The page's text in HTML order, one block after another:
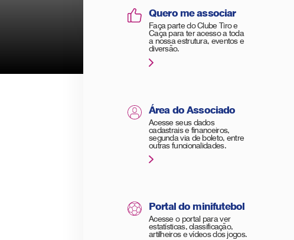
Quero me associar
Faça parte do Clube Tiro e
Caça para ter acesso a toda
a nossa estrutura, eventos e
diversão.
Área do Associado
Acesse seus dados
cadastrais e financeiros,
segunda via de boleto, entre
outras funcionalidades.
Portal do minifutebol
Acesse o portal para ver
estatísticas, classificação,
artilheiros e vídeos dos jogos.